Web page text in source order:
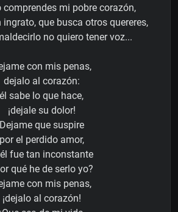
comprendes mi pobre corazón,
ingrato, que busca otros quereres,
no quiero tener voz...
con mis penas,
dejalo al corazón:
él sabe lo que hace,
¡dejale su dolor!
Dejame que suspire
por el perdido amor,
fue tan inconstante
qué he de serlo yo?
con mis penas,
¡dejalo al corazón!